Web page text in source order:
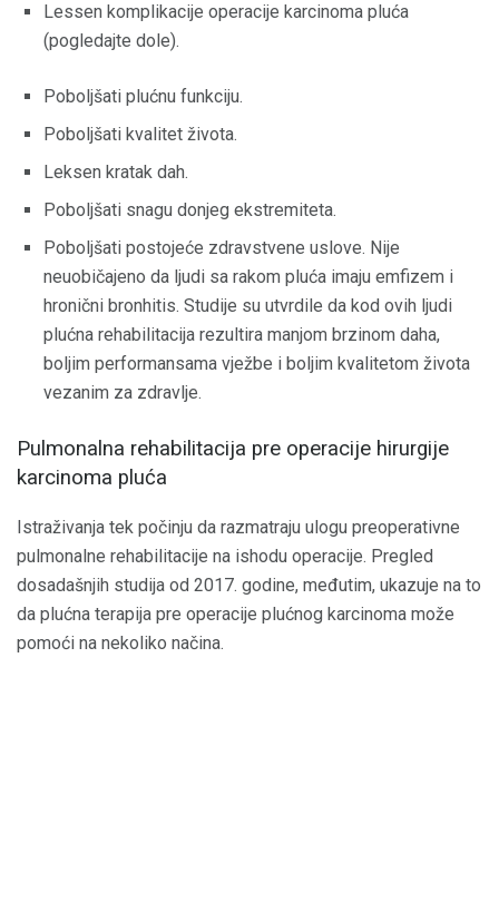
Lessen komplikacije operacije karcinoma pluća
(pogledajte dole).
Poboljšati plućnu funkciju.
Poboljšati kvalitet života.
Leksen kratak dah.
Poboljšati snagu donjeg ekstremiteta.
Poboljšati postojeće zdravstvene uslove. Nije
neuobičajeno da ljudi sa rakom pluća imaju emfizem i
hronični bronhitis. Studije su utvrdile da kod ovih ljudi
plućna rehabilitacija rezultira manjom brzinom daha,
boljim performansama vježbe i boljim kvalitetom života
vezanim za zdravlje.
Pulmonalna rehabilitacija pre operacije hirurgije
karcinoma pluća
Istraživanja tek počinju da razmatraju ulogu preoperativne
pulmonalne rehabilitacije na ishodu operacije. Pregled
dosadašnjih studija od 2017. godine, međutim, ukazuje na to
da plućna terapija pre operacije plućnog karcinoma može
pomoći na nekoliko načina.